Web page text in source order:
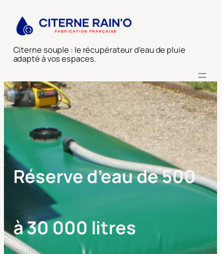
contenu
Citerne souple : le récupérateur d'eau de pluie
adapté à vos espaces.
Réserve d’eau de 500
à 30 000 litres